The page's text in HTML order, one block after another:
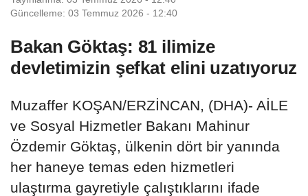
Güncelleme: 03 Temmuz 2026 - 12:40
Bakan Göktaş: 81 ilimize
devletimizin şefkat elini uzatıyoruz
Muzaffer KOŞAN/ERZİNCAN, (DHA)- AİLE
ve Sosyal Hizmetler Bakanı Mahinur
Özdemir Göktaş, ülkenin dört bir yanında
her haneye temas eden hizmetleri
ulaştırma gayretiyle çalıştıklarını ifade